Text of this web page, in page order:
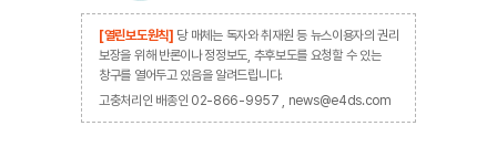
[열린보도원칙] 당 매체는 독자와 취재원 등 뉴스이용자의 권리
보장을 위해 반론이나 정정보도, 추후보도를 요청할 수 있는
창구를 열어두고 있음을 알려드립니다.
고충처리인 배종인 02-866-9957 , news@e4ds.com